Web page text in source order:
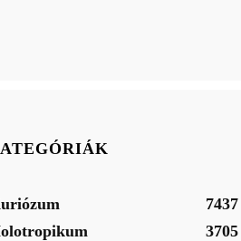
7437
3705